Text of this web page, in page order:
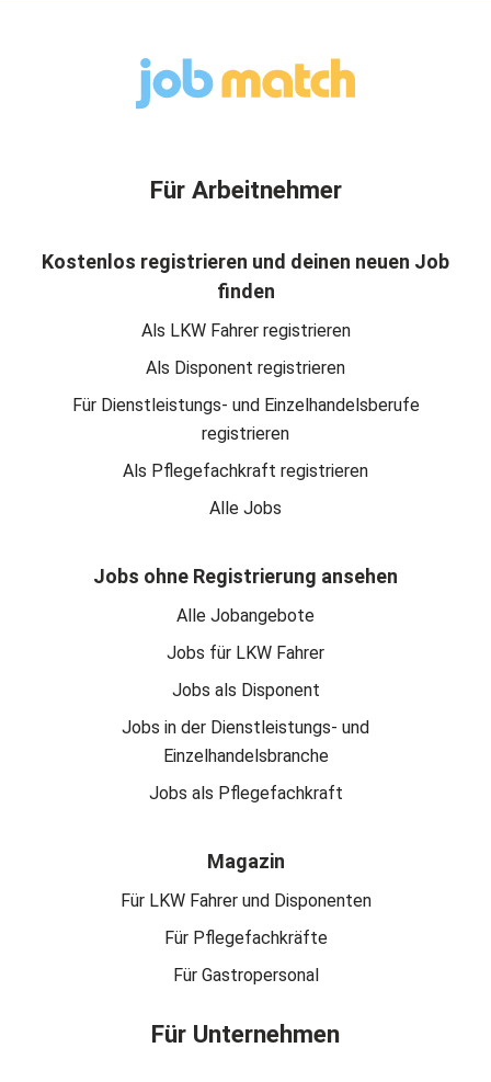
Für Arbeitnehmer
Kostenlos registrieren und deinen neuen Job
finden
Als LKW Fahrer registrieren
Als Disponent registrieren
Für Dienstleistungs- und Einzelhandelsberufe
registrieren
Als Pflegefachkraft registrieren
Alle Jobs
Jobs ohne Registrierung ansehen
Alle Jobangebote
Jobs für LKW Fahrer
Jobs als Disponent
Jobs in der Dienstleistungs- und
Einzelhandelsbranche
Jobs als Pflegefachkraft
Magazin
Für LKW Fahrer und Disponenten
Für Pflegefachkräfte
Für Gastropersonal
Für Unternehmen